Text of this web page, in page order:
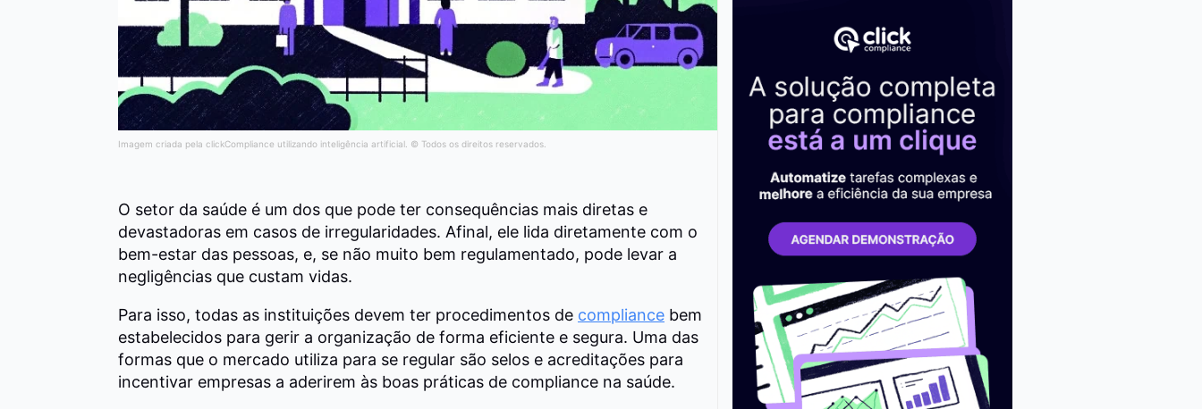
Imagem criada pela clickCompliance utilizando inteligência artificial. © Todos os direitos reservados.
O setor da saúde é um dos que pode ter consequências mais diretas e
devastadoras em casos de irregularidades. Afinal, ele lida diretamente com o
bem-estar das pessoas, e, se não muito bem regulamentado, pode levar a
negligências que custam vidas.
Para isso, todas as instituições devem ter procedimentos de compliance bem
estabelecidos para gerir a organização de forma eficiente e segura. Uma das
formas que o mercado utiliza para se regular são selos e acreditações para
incentivar empresas a aderirem às boas práticas de compliance na saúde.